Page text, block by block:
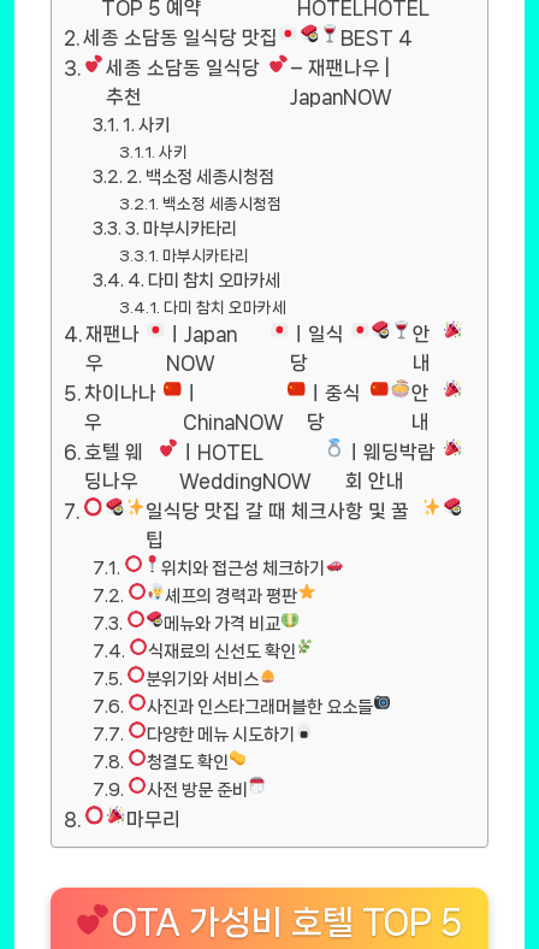
TOP 5 예약
HOTELHOTEL
세종 소담동 일식당 맛집
BEST 4
세종 소담동 일식당
추천
– 재팬나우 |
JapanNOW
1. 사키
사키
2. 백소정 세종시청점
백소정 세종시청점
3. 마부시카타리
마부시카타리
4. 다미 참치 오마카세
다미 참치 오마카세
재팬나
우
ㅣJapan
NOW
ㅣ일식
당
안
내
차이나나
우
ChinaNOW
ㅣ중식
당
안
내
호텔 웨
딩나우
ㅣHOTEL
WeddingNOW
ㅣ웨딩박람
회 안내
일식당 맛집 갈 때 체크사항 및 꿀
팁
위치와 접근성 체크하기
셰프의 경력과 평판
메뉴와 가격 비교
식재료의 신선도 확인
분위기와 서비스
사진과 인스타그래머블한 요소들
다양한 메뉴 시도하기
청결도 확인
사전 방문 준비
마무리
OTA 가성비 호텔 TOP 5